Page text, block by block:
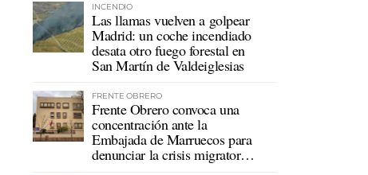
INCENDIO
Las llamas vuelven a golpear
Madrid: un coche incendiado
desata otro fuego forestal en
San Martín de Valdeiglesias
FRENTE OBRERO
Frente Obrero convoca una
concentración ante la
Embajada de Marruecos para
denunciar la crisis migratoria